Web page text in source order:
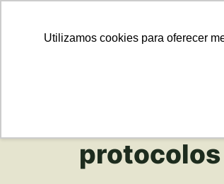
Utilizamos cookies para oferecer